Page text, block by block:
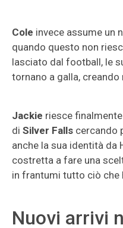
Cole invece assume un
quando questo non
lasciato dal football, le
tornano a galla, creando
Jackie riesce
di Silver Falls cercando
anche la sua identità da
costretta a fare una
in frantumi tutto ciò che
Nuovi arrivi